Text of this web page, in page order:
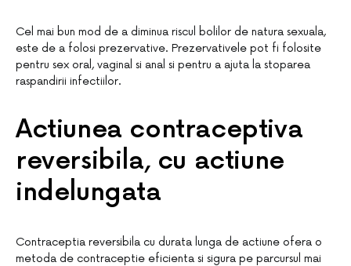
Cel mai bun mod de a diminua riscul bolilor de natura sexuala,
este de a folosi prezervative. Prezervativele pot fi folosite
pentru sex oral, vaginal si anal si pentru a ajuta la stoparea
raspandirii infectiilor.
Actiunea contraceptiva
reversibila, cu actiune
indelungata
Contraceptia reversibila cu durata lunga de actiune ofera o
metoda de contraceptie eficienta si sigura pe parcursul mai